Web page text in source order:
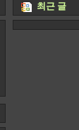
최근 글